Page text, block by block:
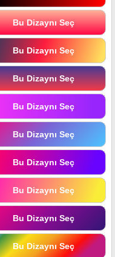
Bu Dizaynı Seç
Bu Dizaynı Seç
Bu Dizaynı Seç
Bu Dizaynı Seç
Bu Dizaynı Seç
Bu Dizaynı Seç
Bu Dizaynı Seç
Bu Dizaynı Seç
Bu Dizaynı Seç